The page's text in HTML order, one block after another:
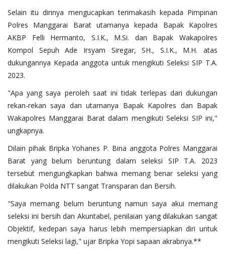
Selain itu dirinya mengucapkan terimakasih kepada Pimpinan
Polres Manggarai Barat utamanya kepada Bapak Kapolres
AKBP Felli Hermanto, S.I.K., M.Si. dan Bapak Wakapolres
Kompol Sepuh Ade Irsyam Siregar, SH., S.I.K., M.H. atas
dukungannya Kepada anggota untuk mengikuti Seleksi SIP T.A.
2023.
"Apa yang saya peroleh saat ini tidak terlepas dari dukungan
rekan-rekan saya dan utamanya Bapak Kapolres dan Bapak
Wakapolres Manggarai Barat dalam mengikuti Seleksi SIP ini,"
ungkapnya.
Dilain pihak Bripka Yohanes P. Bina anggota Polres Manggarai
Barat yang belum beruntung dalam seleksi SIP T.A. 2023
tersebut mengungkapkan bahwa memang benar seleksi yang
dilakukan Polda NTT sangat Transparan dan Bersih.
"Saya memang belum beruntung namun saya akui memang
seleksi ini bersih dan Akuntabel, penilaian yang dilakukan sangat
Objektif, kedepan saya harus lebih mempersiapkan diri untuk
mengikuti Seleksi lagi," ujar Bripka Yopi sapaan akrabnya.**